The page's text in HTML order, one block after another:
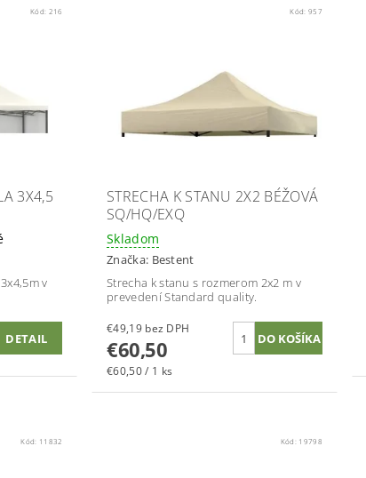
Kód: 216
3X4,5
v
DETAIL
Kód:957
STRECHA K STANU 2X2 BÉŽOVÁ
SQ/HQ/EXQ
Skladom
Značka: Bestent
Strecha k stanu s rozmerom 2x2 m v
prevedení Standard quality.
€49,19 bez DPH
€60,50
€60,50 / 1 ks
Kód: 11832 Kód: 19798